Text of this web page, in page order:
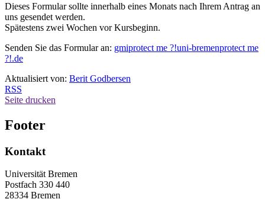
Dieses Formular sollte innerhalb eines Monats nach Ihrem Antrag an
uns gesendet werden.
Spätestens zwei Wochen vor Kursbeginn.
Senden Sie das Formular an: gmiprotect me ?!uni-bremenprotect me
?!.de
Aktualisiert von: Berit Godbersen
RSS
Seite drucken
Footer
Kontakt
Universität Bremen
Postfach 330 440
28334 Bremen